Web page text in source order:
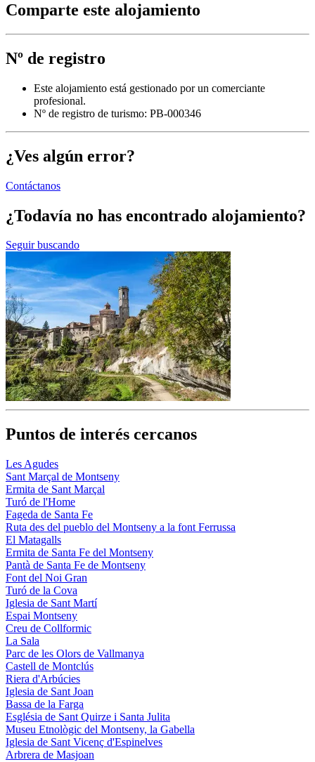
Comparte este alojamiento
Nº de registro
Este alojamiento está gestionado por un comerciante
profesional.
Nº de registro de turismo: PB-000346
¿Ves algún error?
Contáctanos
¿Todavía no has encontrado alojamiento?
Seguir buscando
Puntos de interés cercanos
Les Agudes
Sant Marçal de Montseny
Ermita de Sant Marçal
Turó de l'Home
Fageda de Santa Fe
Ruta des del pueblo del Montseny a la font Ferrussa
El Matagalls
Ermita de Santa Fe del Montseny
Pantà de Santa Fe de Montseny
Font del Noi Gran
Turó de la Cova
Iglesia de Sant Martí
Espai Montseny
Creu de Collformic
La Sala
Parc de les Olors de Vallmanya
Castell de Montclús
Riera d'Arbúcies
Iglesia de Sant Joan
Bassa de la Farga
Església de Sant Quirze i Santa Julita
Museu Etnològic del Montseny, la Gabella
Iglesia de Sant Vicenç d'Espinelves
Arbrera de Masjoan